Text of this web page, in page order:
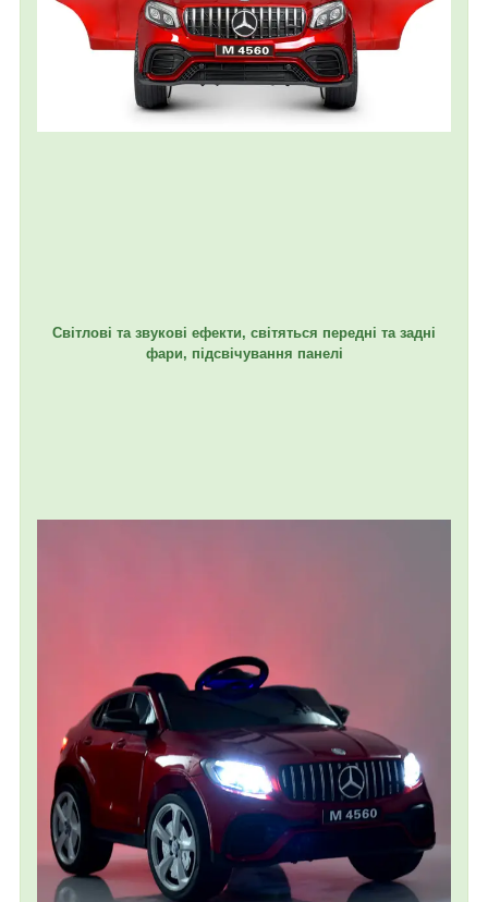
Світлові та звукові ефекти, світяться передні та задні
фари, підсвічування панелі